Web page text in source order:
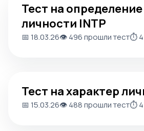
Тест на
личности INTP
📅 18.03.26👁️ 496 прошли тест⏱️ 4
Тест на характер
📅 15.03.26👁️ 488 прошли тест⏱️ 4